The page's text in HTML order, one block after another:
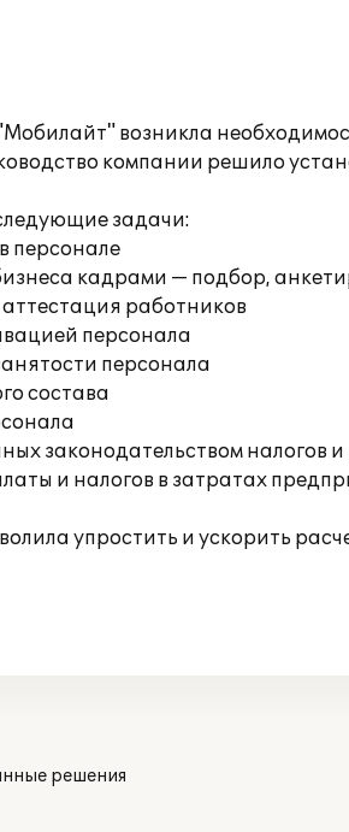
возникла
компании решило
задачи:
персонале
кадрами — подбор,
работников
персонала
персонала
состава
законодательством налогов
и налогов в затратах
упростить и ускорить
решения